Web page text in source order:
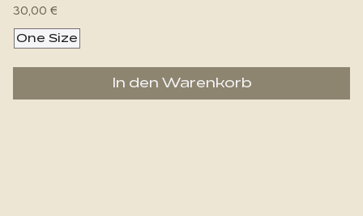
Preis
30,00 €
One Size
In den Warenkorb